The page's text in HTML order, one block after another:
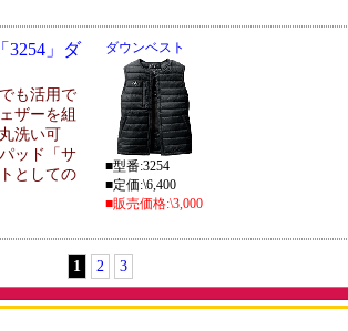
」ダ
も活用で
ザーを組
洗い可
ッド「サ
としての
ダウンベスト
■型番:3254
■定価:\6,400
■販売価格:\3,000
1 2 3